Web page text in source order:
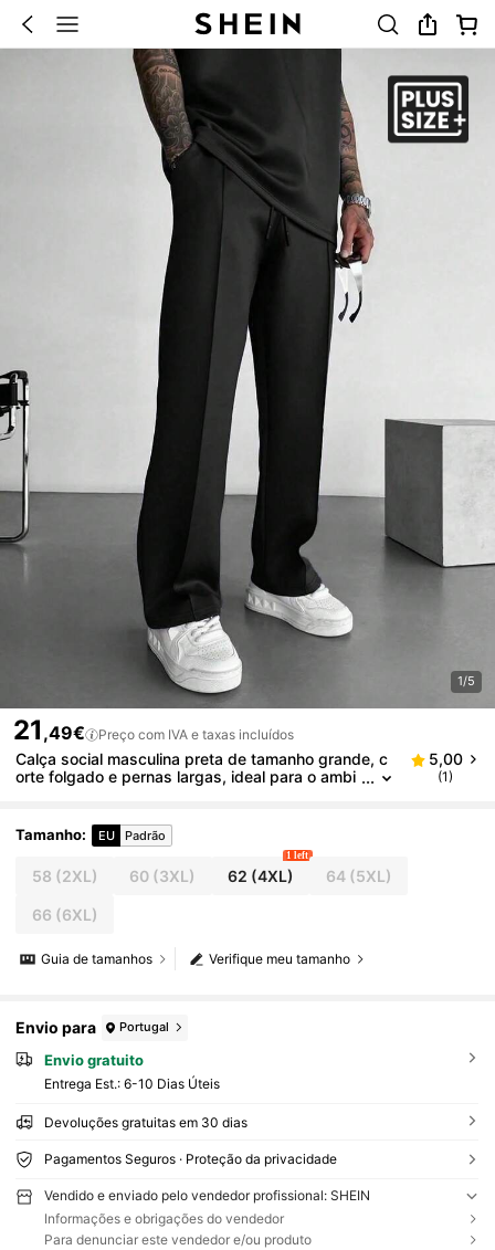
1/5
21 ,49€ Preço com IVA e taxas incluídos
Calça social masculina preta de tamanho grande, c
orte folgado e pernas largas, ideal para o ambi
5,00
(1)
Tamanho: EU Padrão
58 (2XL) 60 (3XL) 62 (4XL)
1 left
64(5XL)
66 (6XL)
Verifique meu tamanho
Guia de tamanhos
Envio para Portugal
Envio gratuito
Entrega Est.: 6-10 Dias Úteis
Devoluções gratuitas em 30 dias
Pagamentos Seguros · Proteção da privacidade
Vendido e enviado pelo vendedor profissional: SHEIN
Informações e obrigações do vendedor
Para denunciar este vendedor e/ou produto